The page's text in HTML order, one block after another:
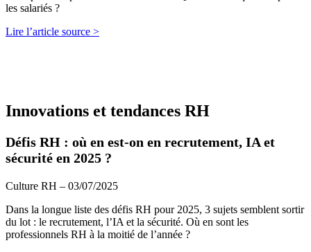
les salariés ?
Lire l’article source >
Innovations et tendances RH
Défis RH : où en est-on en recrutement, IA et
sécurité en 2025 ?
Culture RH – 03/07/2025
Dans la longue liste des défis RH pour 2025, 3 sujets semblent sortir
du lot : le recrutement, l’IA et la sécurité. Où en sont les
professionnels RH à la moitié de l’année ?